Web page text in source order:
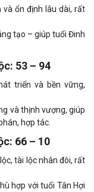
và ổn định lâu dài, rất
tạo – giúp tuổi Đinh
53 – 94
triển và bền vững,
và thịnh vượng, giúp
hợp tác.
66 – 10
tài lộc nhân đôi, rất
hợp với tuổi Tân Hợi